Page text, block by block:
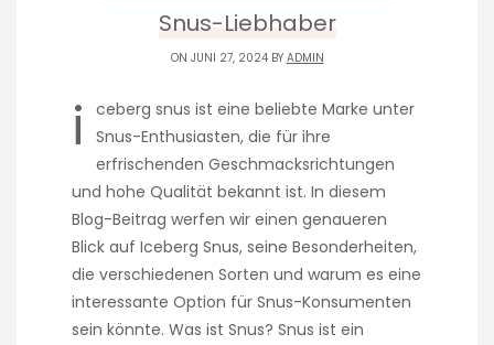
Snus-Liebhaber
ON JUNI 27, 2024 BY ADMIN
i
ceberg snus ist eine beliebte Marke unter
Snus-Enthusiasten, die für ihre
erfrischenden Geschmacksrichtungen
und hohe Qualität bekannt ist. In diesem
Blog-Beitrag werfen wir einen genaueren
Blick auf Iceberg Snus, seine Besonderheiten,
die verschiedenen Sorten und warum es eine
interessante Option für Snus-Konsumenten
sein könnte. Was ist Snus? Snus ist ein